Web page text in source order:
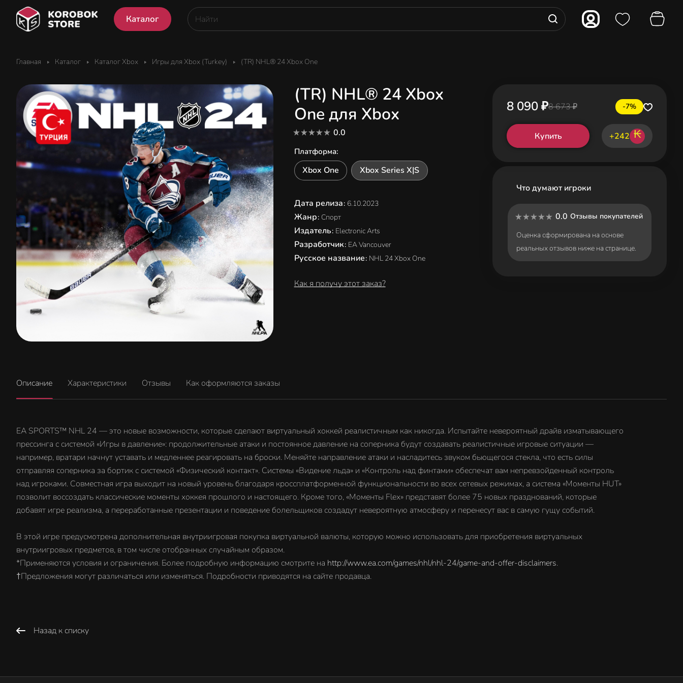
Каталог
Главная Каталог Каталог Xbox Игры для Xbox (Turkey) (TR) NHL® 24 Xbox One
(TR) NHL® 24 Xbox
One для Xbox
0.0
Платформа:
Xbox One Xbox Series X|S
Дата релиза: 6.10.2023
Жанр: Спорт
Издатель: Electronic Arts
Разработчик: EA Vancouver
Русское название: NHL 24 Xbox One
Как я получу этот заказ?
8 090 ₽8 673 ₽ -7%
Купить +242 ₭
Что думают игроки
0.0 Отзывы покупателей
Оценка сформирована на основе
реальных отзывов ниже на странице.
Описание Характеристики Отзывы Как оформляются заказы
EA SPORTS™ NHL 24 — это новые возможности, которые сделают виртуальный хоккей реалистичным как никогда. Испытайте невероятный драйв изматывающего
прессинга с системой «Игры в давление»: продолжительные атаки и постоянное давление на соперника будут создавать реалистичные игровые ситуации —
например, вратари начнут уставать и медленнее реагировать на броски. Меняйте направление атаки и насладитесь звуком бьющегося стекла, что есть силы
отправляя соперника за бортик с системой «Физический контакт». Системы «Видение льда» и «Контроль над финтами» обеспечат вам непревзойденный контроль
над игроками. Совместная игра выходит на новый уровень благодаря кроссплатформенной функциональности во всех сетевых режимах, а система «Моменты HUT»
позволит воссоздать классические моменты хоккея прошлого и настоящего. Кроме того, «Моменты Flex» представят более 75 новых празднований, которые
добавят игре реализма, а переработанные презентации и поведение болельщиков создадут невероятную атмосферу и перенесут вас в самую гущу событий.
В этой игре предусмотрена дополнительная внутриигровая покупка виртуальной валюты, которую можно использовать для приобретения виртуальных
внутриигровых предметов, в том числе отобранных случайным образом.
*Применяются условия и ограничения. Более подробную информацию смотрите на http://www.ea.com/games/nhl/nhl-24/game-and-offer-disclaimers.
†Предложения могут различаться или изменяться. Подробности приводятся на сайте продавца.
Назад к списку